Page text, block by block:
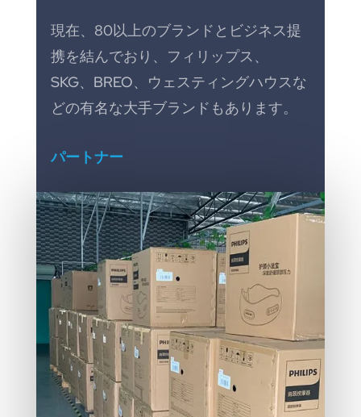
現在、80以上のブランドとビジネス提
携を結んでおり、フィリップス、
SKG、BREO、ウェスティングハウスな
どの有名な大手ブランドもあります。
パートナー